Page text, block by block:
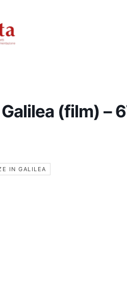
(film) –
IN GALILEA